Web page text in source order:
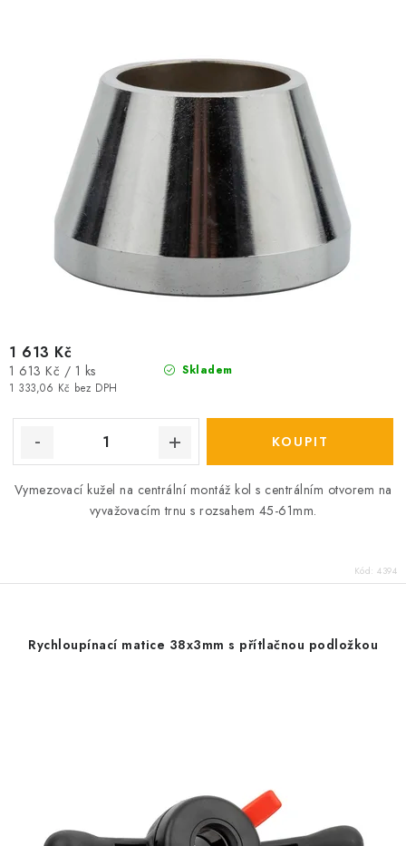
Skladem
1 333,06 Kč bez DPH
1 613 Kč
Měrná
cena:
1 613 Kč / 1 ks
Vymezovací kužel na centrální montáž kol s centrálním otvorem na
vyvažovacím trnu s rozsahem 45-61mm.
Kód: 4394
Rychloupínací matice 38x3mm s přítlačnou podložkou